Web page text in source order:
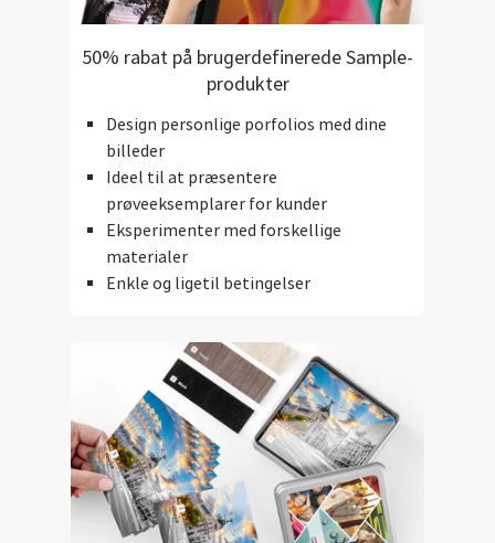
50% rabat på brugerdefinerede Sample-
produkter
Design personlige porfolios med dine
billeder
Ideel til at præsentere
prøveeksemplarer for kunder
Eksperimenter med forskellige
materialer
Enkle og ligetil betingelser